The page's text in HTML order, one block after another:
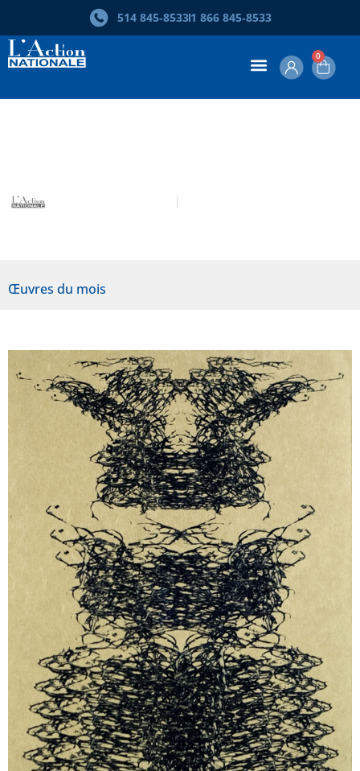
514 845‑85331 866 845‑8533
0
Œuvres du mois